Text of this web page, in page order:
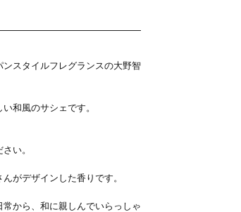
スタイルフレグランスの大野智
和風のサシェです。
い。
がデザインした香りです。
から、和に親しんでいらっしゃ